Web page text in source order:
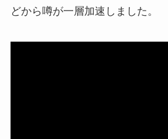
どから噂が一層加速しました。